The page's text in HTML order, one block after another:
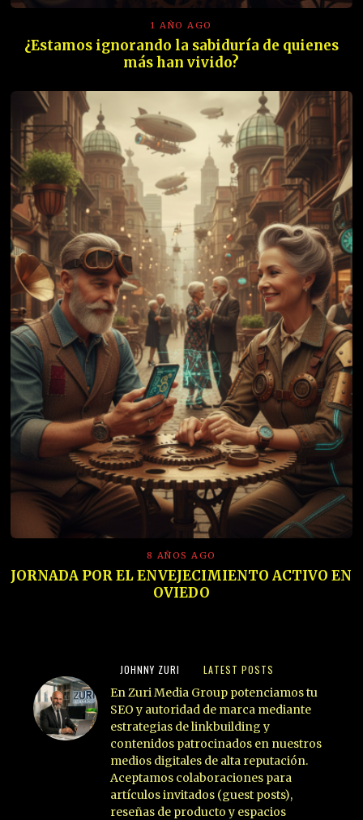
1 AÑO AGO
¿Estamos ignorando la sabiduría de quienes
más han vivido?
8 AÑOS AGO
JORNADA POR EL ENVEJECIMIENTO ACTIVO EN
OVIEDO
JOHNNY ZURI LATEST POSTS
En Zuri Media Group potenciamos tu
SEO y autoridad de marca mediante
estrategias de linkbuilding y
contenidos patrocinados en nuestros
medios digitales de alta reputación.
Aceptamos colaboraciones para
artículos invitados (guest posts),
reseñas de producto y espacios